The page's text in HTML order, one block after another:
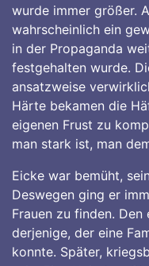
wurde immer größer.
wahrscheinlich ein
in der Propaganda
festgehalten wurde.
ansatzweise
Härte bekamen die
eigenen Frust zu
man stark ist, man
Eicke war bemüht,
Deswegen ging er
Frauen zu finden.
derjenige, der eine
konnte. Später,